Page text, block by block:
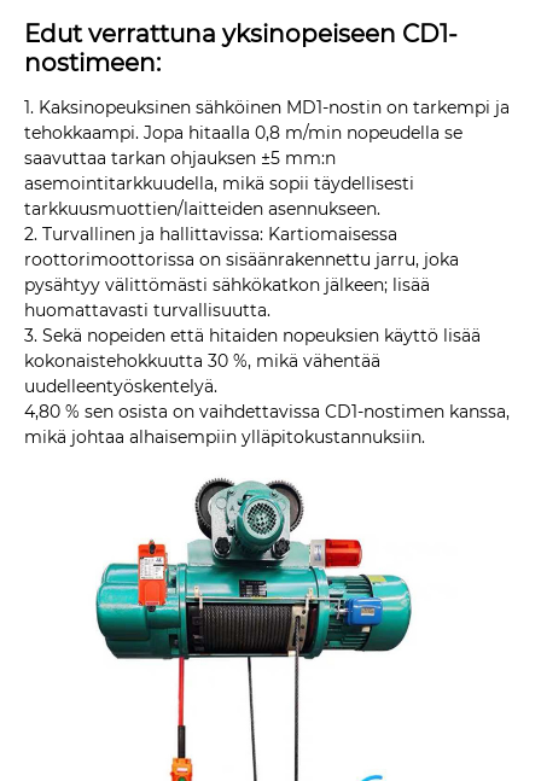
Edut verrattuna yksinopeiseen CD1-
nostimeen:
1. Kaksinopeuksinen sähköinen MD1-nostin on tarkempi ja
tehokkaampi. Jopa hitaalla 0,8 m/min nopeudella se
saavuttaa tarkan ohjauksen ±5 mm:n
asemointitarkkuudella, mikä sopii täydellisesti
tarkkuusmuottien/laitteiden asennukseen.
2. Turvallinen ja hallittavissa: Kartiomaisessa
roottorimoottorissa on sisäänrakennettu jarru, joka
pysähtyy välittömästi sähkökatkon jälkeen; lisää
huomattavasti turvallisuutta.
3. Sekä nopeiden että hitaiden nopeuksien käyttö lisää
kokonaistehokkuutta 30 %, mikä vähentää
uudelleentyöskentelyä.
4,80 % sen osista on vaihdettavissa CD1-nostimen kanssa,
mikä johtaa alhaisempiin ylläpitokustannuksiin.